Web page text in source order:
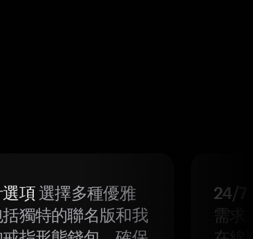
項選擇多種優雅
獨特的聯名版和我
24/7
需求